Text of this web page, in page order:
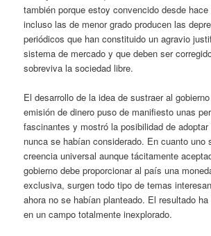
también porque estoy convencido desde
incluso las de menor grado producen las
periódicos que han constituido un agravio
sistema de mercado y que deben ser
sobreviva la sociedad libre.
El desarrollo de la idea de sustraer al
emisión de dinero puso de manifiesto unas
fascinantes y mostró la posibilidad de
nunca se habían considerado. En cuanto uno
creencia universal aunque tácitamente
gobierno debe proporcionar al país una
exclusiva, surgen todo tipo de temas
ahora no se habían planteado. El resultado
en un campo totalmente inexplorado.